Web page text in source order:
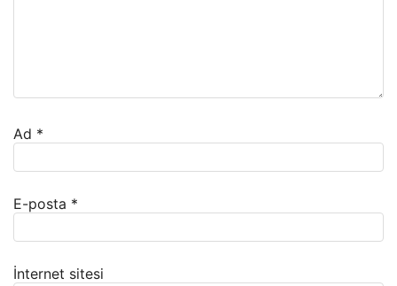
Ad *
E-posta *
İnternet sitesi